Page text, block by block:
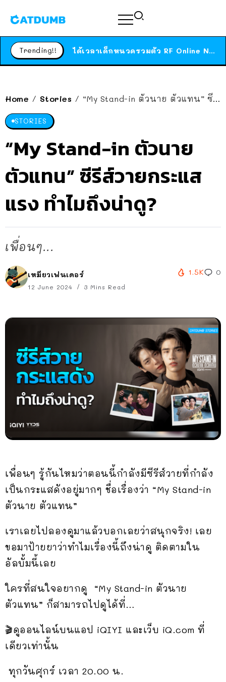
Trending!! ได้เวลาเด็กหนวดรวมตัว RF Online Next เปิดให้เล่นแล้ว เกม Sci-Fi MMORPG ระดับตำนาน เล่นได้ทั้งมือถือและ PC
สาวญี่ปุ่นโดนแมวตัวเองกัด ไม่ได้ไปหาหมอตั้งแต่เนิ่นๆ สุดท้ายขาบวม กลายเป็นโรคเนื้อเน่า เตือนทาสแมวทั้งหลายให้ระวัง
Home / Stories / “My Stand-in ตัวนาย ตัวแทน” ซีรีส์วายกระแสแรง ทำไมถึงน่าดู?
STORIES
“My Stand-in ตัวนาย
ตัวแทน” ซีรีส์วายกระแส
แรง ทำไมถึงน่าดู?
เพื่อนๆ...
เหมียวเฟนเดอร์
12 June 2024 3 Mins Read
1.5K 0
เพื่อนๆ รู้กันไหมว่าตอนนี้กำลังมีซีรีส์วายที่กำลัง
เป็นกระแสดังอยู่มากๆ ชื่อเรื่องว่า “My Stand-in
ตัวนาย ตัวแทน”
เราเลยไปลองดูมาแล้วบอกเลยว่าสนุกจริง! เลย
ขอมาป้ายยาว่าทำไมเรื่องนี้ถึงน่าดู ติดตามใน
อัลบั้มนี้เลย
ใครที่สนใจอยากดู “My Stand-in ตัวนาย
ตัวแทน” ก็สามารถไปดูได้ที่…
🎬ดูออนไลน์บนแอป iQIYI และเว็บ iQ.com ที่
เดียวเท่านั้น
ทุกวันศุกร์ เวลา 20.00 น.